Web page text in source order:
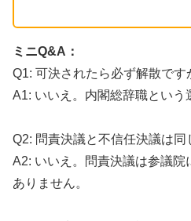
ミニQ&A：
Q1: 可決されたら必ず解散です
A1: いいえ。内閣総辞職という
Q2: 問責決議と不信任決議は同
A2: いいえ。問責決議は参議院
ありません。